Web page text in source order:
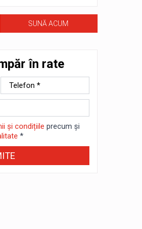
SUNĂ ACUM
în rate
Telefon
și condițiile precum și
*